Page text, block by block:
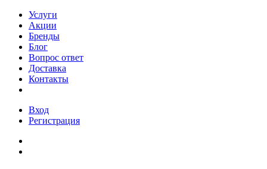
Услуги
Акции
Бренды
Бло
опрос ответ
Доставка
Контакты
ход
Регистрация